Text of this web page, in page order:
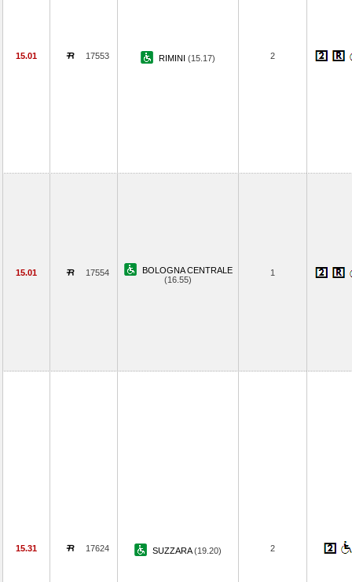
15.01 17553 RIMINI (15.17) 2
15.01 17554
BOLOGNA CENTRALE
(16.55)
1
15.31 17624 SUZZARA(19.20) 2